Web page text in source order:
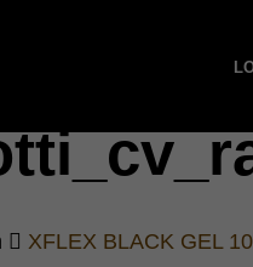
XFLEX BLACK GEL